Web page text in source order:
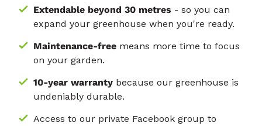
Extendable beyond 30 metres - so you can
expand your greenhouse when you're ready.
Maintenance-free means more time to focus
on your garden.
10-year warranty because our greenhouse is
undeniably durable.
Access to our private Facebook group to